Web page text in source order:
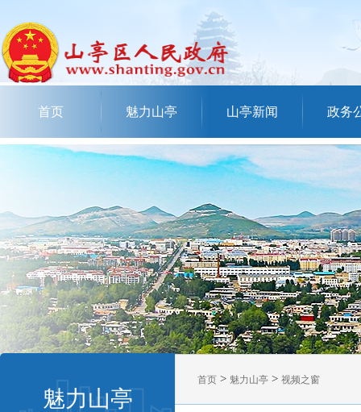
首页 魅力山亭 山亭新闻 政务
魅力山亭
首页 > 魅力山亭 > 视频之窗